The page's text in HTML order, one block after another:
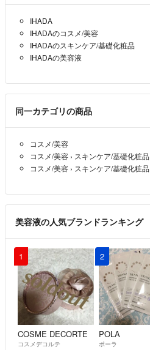
IHADA
IHADAのコスメ/美容
IHADAのスキンケア/基礎化粧品
IHADAの美容液
同一カテゴリの商品
コスメ/美容
コスメ/美容 › スキンケア/基礎化粧品
コスメ/美容 › スキンケア/基礎化粧品
美容液の人気ブランドランキング
1
COSME DECORTE
コスメデコルテ
2
POLA
ポーラ